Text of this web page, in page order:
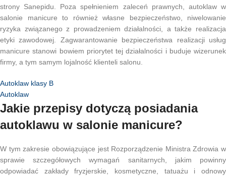
strony Sanepidu. Poza spełnieniem zaleceń prawnych, autoklaw w
salonie manicure to również własne bezpieczeństwo, niwelowanie
ryzyka związanego z prowadzeniem działalności, a także realizacja
etyki zawodowej. Zagwarantowanie bezpieczeństwa realizacji usług
manicure stanowi bowiem priorytet tej działalności i buduje wizerunek
firmy, a tym samym lojalność klienteli salonu.
Autoklaw klasy B
Autoklaw
Jakie przepisy dotyczą posiadania
autoklawu w salonie manicure?
W tym zakresie obowiązujące jest Rozporządzenie Ministra Zdrowia w
sprawie szczegółowych wymagań sanitarnych, jakim powinny
odpowiadać zakłady fryzjerskie, kosmetyczne, tatuażu i odnowy